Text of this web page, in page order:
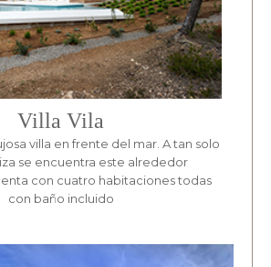
Villa Vila
villa en frente del mar. A tan solo
se encuentra este alrededor
con cuatro habitaciones todas
con baño incluido